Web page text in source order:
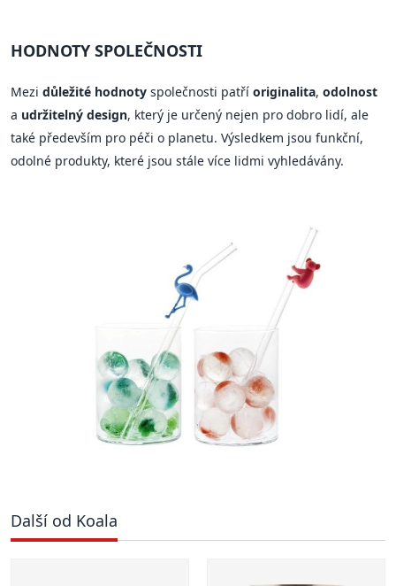
HODNOTY SPOLEČNOSTI
Mezi důležité hodnoty společnosti patří originalita, odolnost
a udržitelný design, který je určený nejen pro dobro lidí, ale
také především pro péči o planetu. Výsledkem jsou funkční,
odolné produkty, které jsou stále více lidmi vyhledávány.
Další od Koala